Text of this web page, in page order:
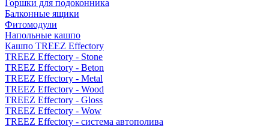
Горшки для подоконника
Балконные ящики
Фитомодули
Напольные кашпо
Кашпо TREEZ Effectory
TREEZ Effectory - Stone
TREEZ Effectory - Beton
TREEZ Effectory - Metal
TREEZ Effectory - Wood
TREEZ Effectory - Gloss
TREEZ Effectory - Wow
TREEZ Effectory - система автополива